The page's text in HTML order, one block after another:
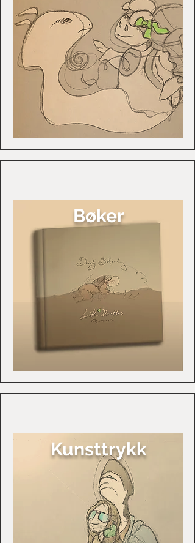
Bøker
Kunsttrykk